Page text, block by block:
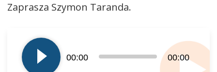
Zaprasza Szymon Taranda.
plików
dźwiękowych
00:00 00:00